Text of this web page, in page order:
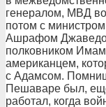
генералом, МВД
потом с
Ашрафом
полковником
американцем,
с Адамсом.
Пешаваре был,
работал, когда